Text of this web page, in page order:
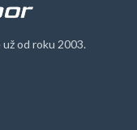
od roku 2003.